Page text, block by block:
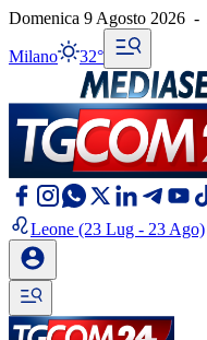
Domenica 9 Agosto 2026 -
Milano 32°
Leone (23 Lug - 23 Ago)